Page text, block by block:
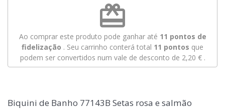
redeem
Ao comprar este produto pode ganhar até 11 pontos de
fidelização . Seu carrinho conterá total 11 pontos que
podem ser convertidos num vale de desconto de 2,20 €.
Biquini de Banho 77143B Setas rosa e salmão